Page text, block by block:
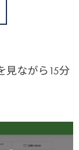
見ながら15分